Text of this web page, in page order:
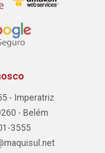
- Imperatriz
- Belém
3555